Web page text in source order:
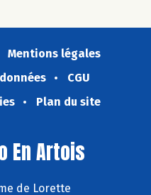
Mentions légales
CGU
Plan du site
En Artois
de Lorette